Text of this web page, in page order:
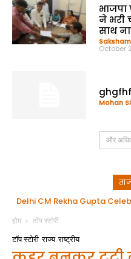
ने भरी
साथ
October
Mohan
और